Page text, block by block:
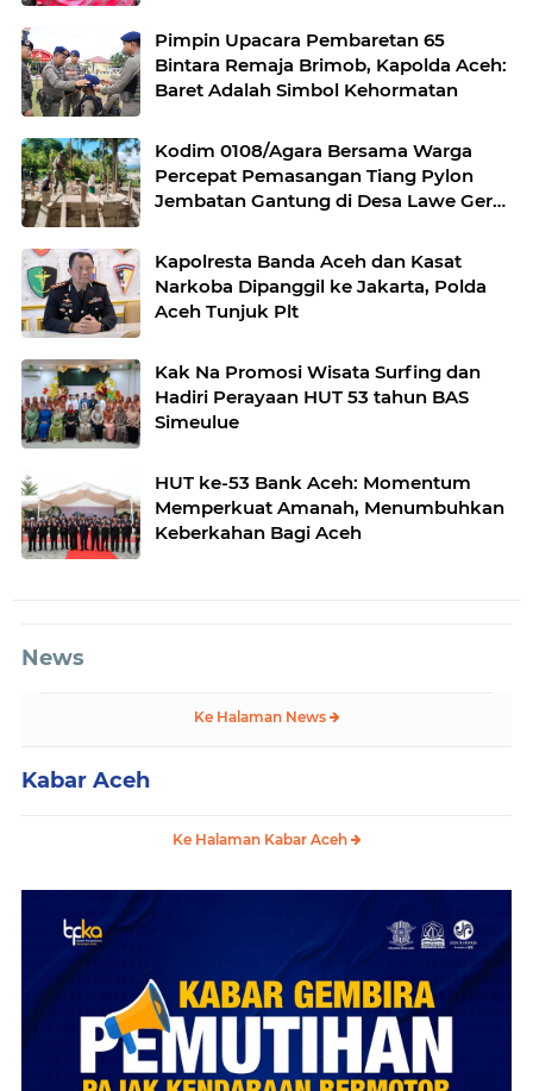
Pimpin Upacara Pembaretan 65
Bintara Remaja Brimob, Kapolda Aceh:
Baret Adalah Simbol Kehormatan
Kodim 0108/Agara Bersama Warga
Percepat Pemasangan Tiang Pylon
Jembatan Gantung di Desa Lawe Ger-
Kapolresta Banda Aceh dan Kasat
Narkoba Dipanggil ke Jakarta, Polda
Aceh Tunjuk Plt
Kak Na Promosi Wisata Surfing dan
Hadiri Perayaan HUT 53 tahun BAS
Simeulue
HUT ke-53 Bank Aceh: Momentum
Memperkuat Amanah, Menumbuhkan
Keberkahan Bagi Aceh
News
Ke Halaman News
Kabar Aceh
Ke Halaman Kabar Aceh